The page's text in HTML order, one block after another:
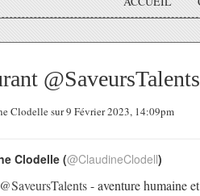
Clodelle sur 9 Février 2023, 14:09pm
@SaveursTalents- aventure humaine
Clodelle (@ClaudineClodell)